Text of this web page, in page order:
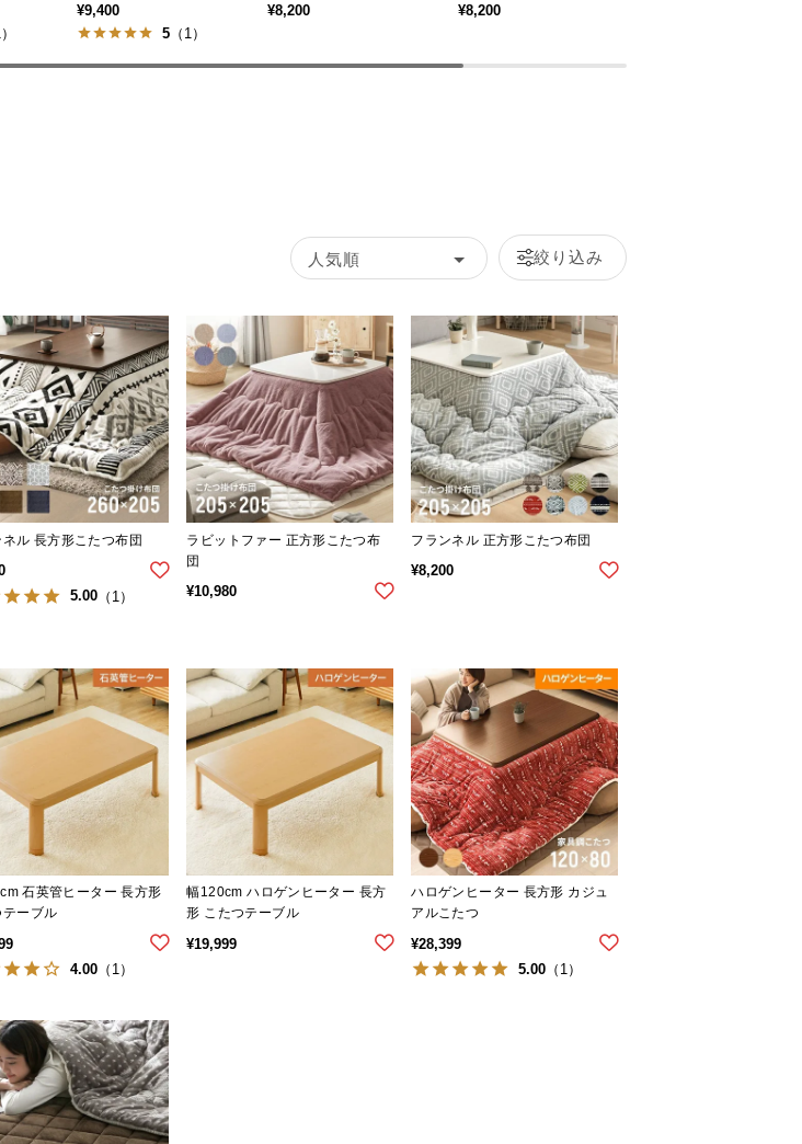
¥9,400
5 （1）
¥8,200
¥8,200
人気順 絞り込み
ネル 長方形こたつ布団
5.00（1）
ラビットファー 正方形こたつ布
団
¥10,980
フランネル 正方形こたつ布団
¥8,200
石英管ヒーター 長方形
テーブル
4.00（1）
幅120cm ハロゲンヒーター 長方
形 こたつテーブル
¥19,999
ハロゲンヒーター 長方形 カジュ
アルこたつ
¥28,399
5.00 （1）